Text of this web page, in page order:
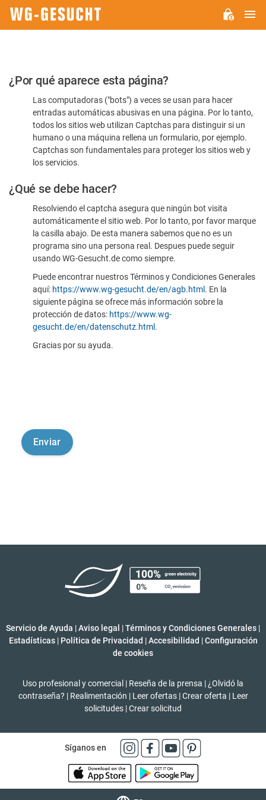
Por
favor,
confirme
humano
¿Por qué aparece esta página?
Las computadoras ("bots") a veces se usan para hacer
entradas automáticas abusivas en una página. Por lo tanto,
todos los sitios web utilizan Captchas para distinguir si un
humano o una máquina rellena un formulario, por ejemplo.
Captchas son fundamentales para proteger los sitios web y
los servicios.
¿Qué se debe hacer?
Resolviendo el captcha asegura que ningún bot visita
automáticamente el sitio web. Por lo tanto, por favor marque
la casilla abajo. De esta manera sabemos que no es un
programa sino una persona real. Despues puede seguir
usando WG-Gesucht.de como siempre.
Puede encontrar nuestros Términos y Condiciones Generales
aquí: https://www.wg-gesucht.de/en/agb.html . En la
siguiente página se ofrece más información sobre la
protección de datos: https://www.wg-
gesucht.de/en/datenschutz.html .
Gracias por su ayuda.
Servicio de Ayuda |Aviso legal |Términos y Condiciones Generales |
Estadísticas | Política de Privacidad | Accesibilidad | Configuración
de cookies
Uso profesional y comercial | Reseña de la prensa | ¿Olvidó la
contraseña? | Realimentación | Leer ofertas | Crear oferta | Leer
solicitudes |Crear solicitud
Síganos en